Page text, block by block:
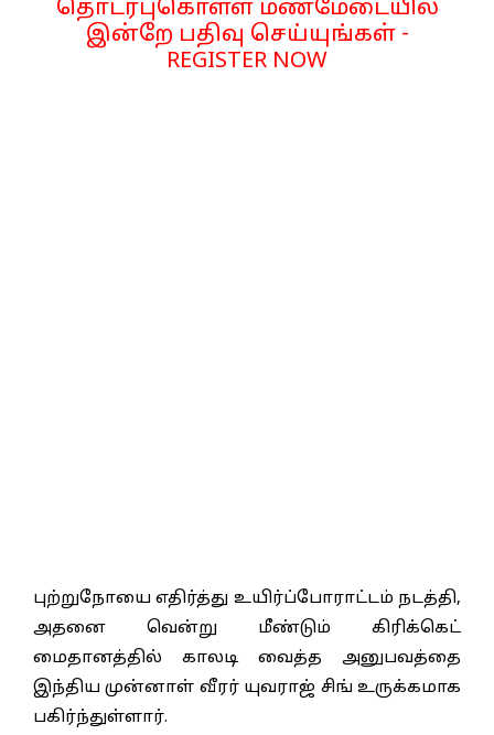
தொடர்புகொள்ள மணமேடையில்
இன்றே பதிவு செய்யுங்கள் -
REGISTER NOW
புற்றுநோயை எதிர்த்து உயிர்ப்போராட்டம் நடத்தி,
அதனை வென்று மீண்டும் கிரிக்கெட்
மைதானத்தில் காலடி வைத்த அனுபவத்தை
இந்திய முன்னாள் வீரர் யுவராஜ் சிங் உருக்கமாக
பகிர்ந்துள்ளார்.